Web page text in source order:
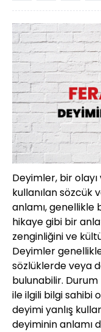
Deyimler, bir
kullanılan sözcük
anlamı,
hikaye gibi bir
zenginliğini ve
Deyimler
sözlüklerde veya
bulunabilir.
ile ilgili bilgi sahibi
deyimi yanlış
deyiminin anlamı